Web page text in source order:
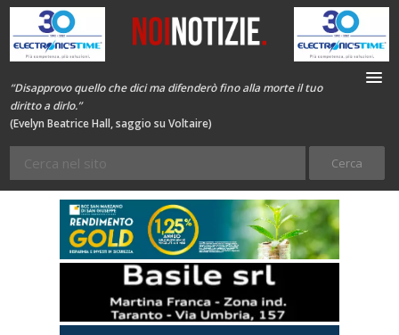
“Disapprovo quello che dici ma difenderò fino alla morte il tuo
diritto a dirlo.”
(Evelyn Beatrice Hall, saggio su Voltaire)